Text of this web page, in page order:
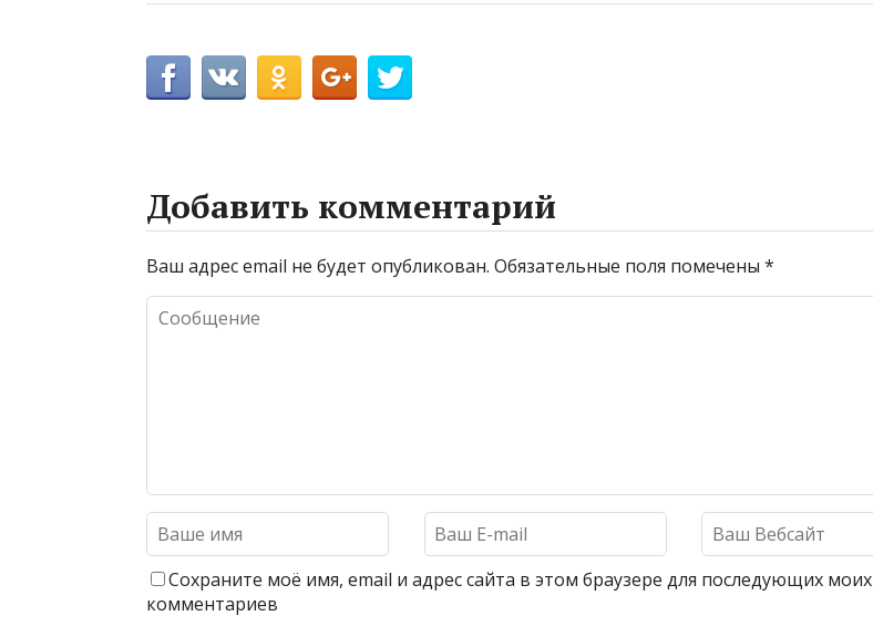
Добавить комментарий
Ваш адрес email не будет опубликован. Обязательные поля помечены *
Сохраните моё имя, email и адрес сайта в этом браузере для последующих моих
комментариев